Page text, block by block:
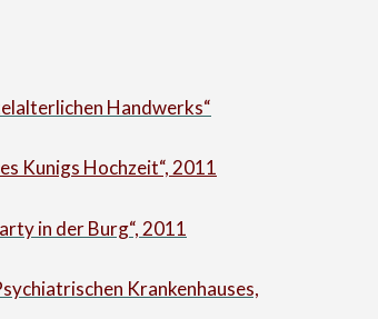
Handwerks“
Kunigs Hochzeit“, 2011
in der Burg“, 2011
Krankenhauses,